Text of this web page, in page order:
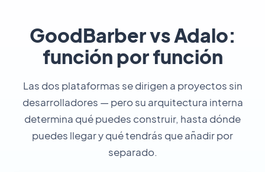
GoodBarber vs Adalo:
función por función
Las dos plataformas se dirigen a proyectos sin
desarrolladores — pero su arquitectura interna
determina qué puedes construir, hasta dónde
puedes llegar y qué tendrás que añadir por
separado.